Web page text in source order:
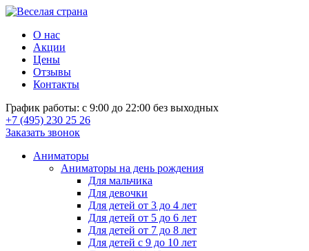
О нас
Акции
Цены
Отзывы
Контакты
График работы: с 9:00 до 22:00 без выходных
+7 (495) 230 25 26
Заказать звонок
Аниматоры
Аниматоры на день рождения
Для мальчика
Для девочки
Для детей от 3 до 4 лет
Для детей от 5 до 6 лет
Для детей от 7 до 8 лет
Для детей с 9 до 10 лет